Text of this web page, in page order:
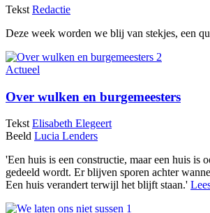
Tekst Redactie
Deze week worden we blij van stekjes, een
Actueel
Over wulken en burgemeesters
Tekst Elisabeth Elegeert
Beeld Lucia Lenders
'Een huis is een constructie, maar een huis is
gedeeld wordt. Er blijven sporen achter
Een huis verandert terwijl het blijft staan.'